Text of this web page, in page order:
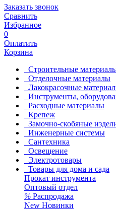
Заказать звонок
Сравнить
Избранное
0
Оплатить
Корзина
Строительные
Отделочные материалы
Лакокрасочные
Инструменты,
Расходные материалы
Крепеж
Замочно-скобяные
Инженерные системы
Сантехника
Освещение
Электротовары
Товары для дома и сада
Прокат инструмента
Оптовый отдел
% Распродажа
New Новинки